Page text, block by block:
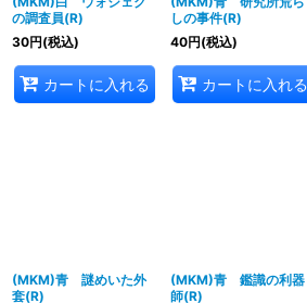
の調査員(R)
30円(税込)
カートに入れる
しの事件(R)
40円(税込)
カートに入れる
(MKM)青 謎めいた外
套(R)
(MKM)青 鑑識の利器
師(R)